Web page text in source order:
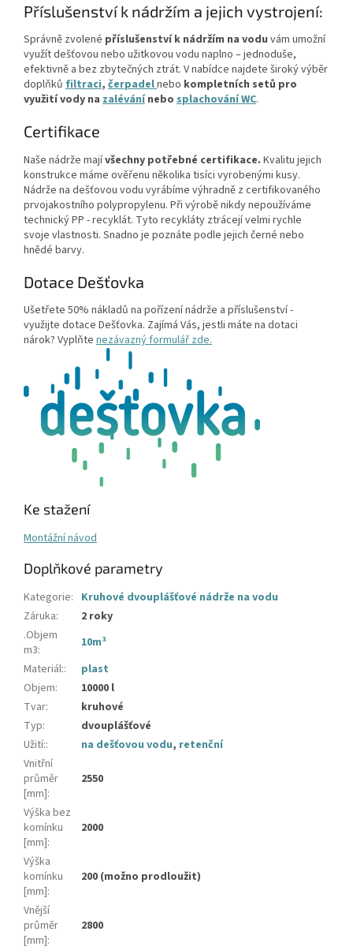
Příslušenství k nádržím a jejich vystrojení:
Správně zvolené příslušenství k nádržím na vodu vám umožní
využít dešťovou nebo užitkovou vodu naplno – jednoduše,
efektivně a bez zbytečných ztrát. V nabídce najdete široký výběr
doplňků filtraci, čerpadelnebo kompletních setů pro
využití vody na zalévání nebo splachování WC.
Certifikace
Naše nádrže majívšechny potřebné certifikace. Kvalitu jejich
konstrukce máme ověřenu několika tisíci vyrobenými kusy.
Nádrže na dešťovou vodu vyrábíme výhradně z certifikovaného
prvojakostního polypropylenu. Při výrobě nikdy nepoužíváme
technický PP - recyklát. Tyto recykláty ztrácejí velmi rychle
svoje vlastnosti. Snadno je poznáte podle jejich černé nebo
hnědé barvy.
Dotace Dešťovka
Ušetřete 50% nákladů na pořízení nádrže a příslušenství -
využijte dotace Dešťovka. Zajímá Vás, jestli máte na dotaci
nárok? Vyplňte nezávazný formulář zde.
Ke stažení
Montážní návod
Doplňkové parametry
Kategorie: Kruhové dvouplášťové nádrže na vodu
Záruka:
2 roky
.Objem
m3:
10m³
Materiál::
plast
Objem:
10000 l
Tvar:
kruhové
Typ:
dvouplášťové
Užití:: na dešťovou vodu, retenční
Vnitřní
průměr
[mm]:
2550
Výška bez
komínku
[mm]:
2000
Výška
komínku
[mm]:
200 (možno prodloužit)
Vnější
průměr
[mm]:
2800